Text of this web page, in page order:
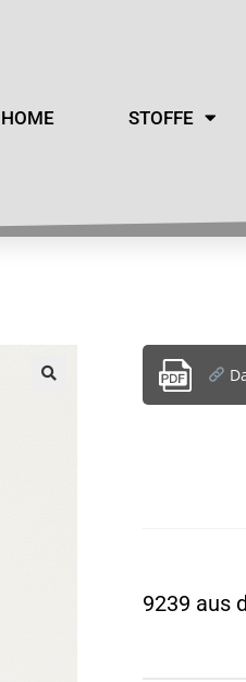
HOME STOFFE
9239 aus